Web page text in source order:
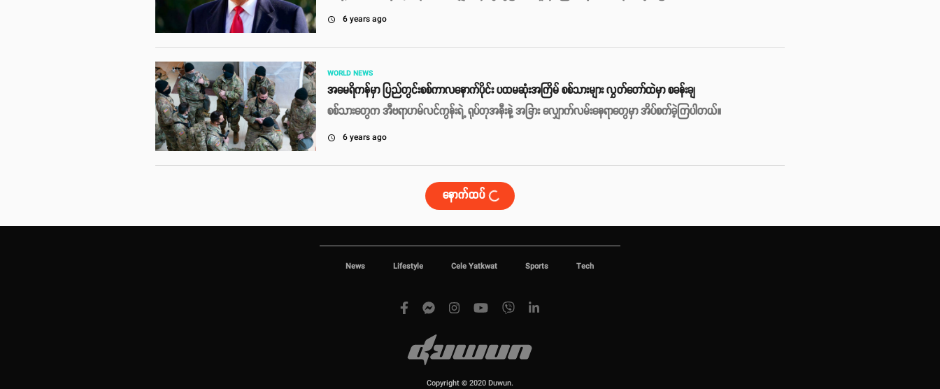
access_time 6 years ago
WORLD NEWS
အမေရိကန်မှာ ပြည်တွင်းစစ်ကာလနောက်ပိုင်း ပထမဆုံးအကြိမ် စစ်သားများ လွှတ်တော်ထဲမှာ စခန်းချ
စစ်သားတွေက အီဗရာဟမ်လင်ကွန်းရဲ့ ရုပ်တုအနီးနဲ့ အခြား လျှောက်လမ်းနေရာတွေမှာ အိပ်စက်ခဲ့ကြပါတယ်။
access_time 6 years ago
နောက်ထပ်
News Lifestyle Cele Yatkwat Sports Tech
Copyright © 2020 Duwun.